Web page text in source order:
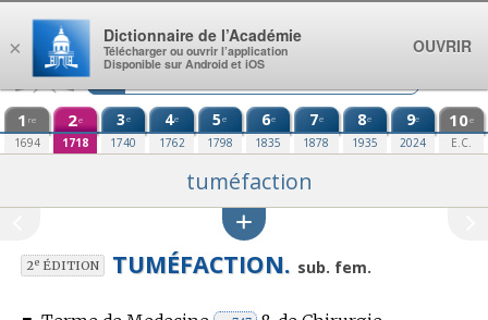
Aller au contenu
1 re
1694
2e
1718
3e
1740
4e
1762
5e
1798
6e
1835
7e
1878
8e
1935
9e
2024
10e
E.C.
tuméfaction
2eÉDITION TUMÉFACTION. sub. fem.
×
Dictionnaire de l’Académie
Télécharger ou ouvrir l’application
Disponible sur Android et iOS
OUVRIR